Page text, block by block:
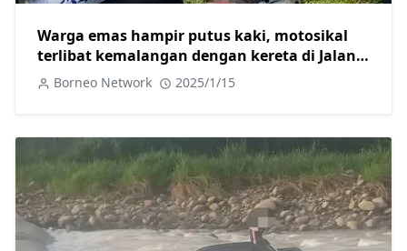
Warga emas hampir putus kaki, motosikal
terlibat kemalangan dengan kereta di Jalan
Skim B Sarikei
Borneo Network 2025/1/15